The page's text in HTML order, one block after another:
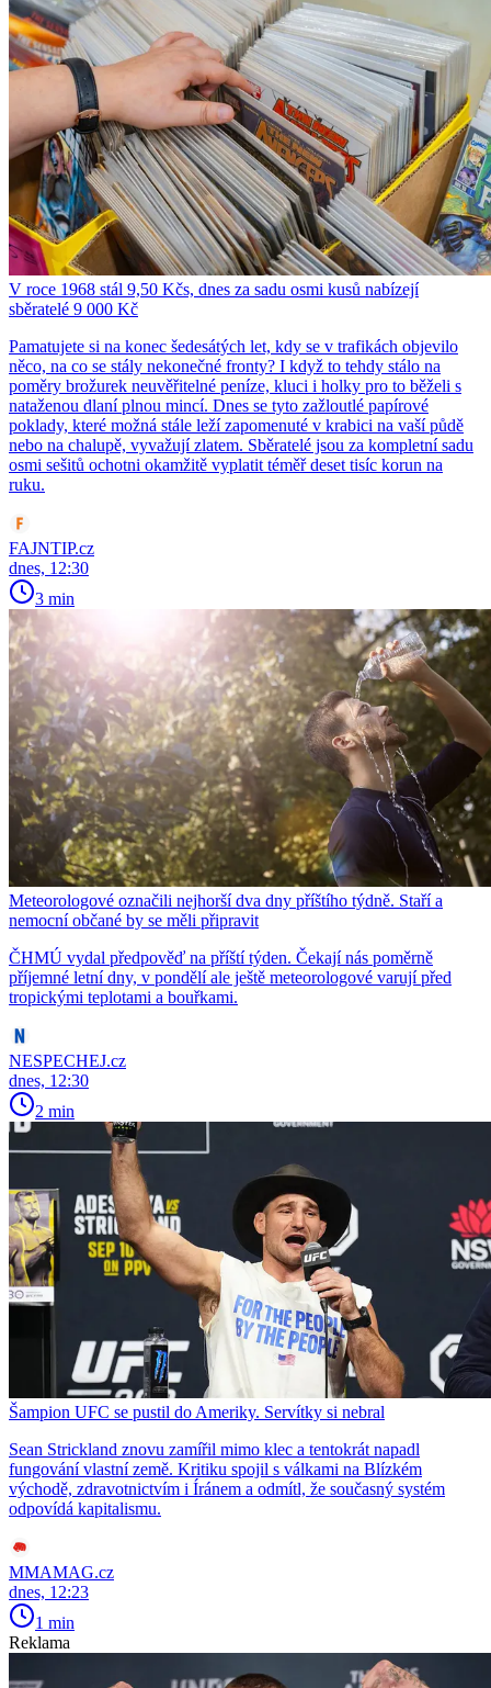
V roce 1968 stál 9,50 Kčs, dnes za sadu osmi kusů nabízejí
sběratelé 9 000 Kč
Pamatujete si na konec šedesátých let, kdy se v trafikách objevilo
něco, na co se stály nekonečné fronty? I když to tehdy stálo na
poměry brožurek neuvěřitelné peníze, kluci i holky pro to běželi s
nataženou dlaní plnou mincí. Dnes se tyto zažloutlé papírové
poklady, které možná stále leží zapomenuté v krabici na vaší půdě
nebo na chalupě, vyvažují zlatem. Sběratelé jsou za kompletní sadu
osmi sešitů ochotni okamžitě vyplatit téměř deset tisíc korun na
ruku.
FAJNTIP.cz
dnes, 12:30
3 min
Meteorologové označili nejhorší dva dny příštího týdně. Staří a
nemocní občané by se měli připravit
ČHMÚ vydal předpověď na příští týden. Čekají nás poměrně
příjemné letní dny, v pondělí ale ještě meteorologové varují před
tropickými teplotami a bouřkami.
NESPECHEJ.cz
dnes, 12:30
2 min
Šampion UFC se pustil do Ameriky. Servítky si nebral
Sean Strickland znovu zamířil mimo klec a tentokrát napadl
fungování vlastní země. Kritiku spojil s válkami na Blízkém
východě, zdravotnictvím i Íránem a odmítl, že současný systém
odpovídá kapitalismu.
MMAMAG.cz
dnes, 12:23
1 min
Reklama